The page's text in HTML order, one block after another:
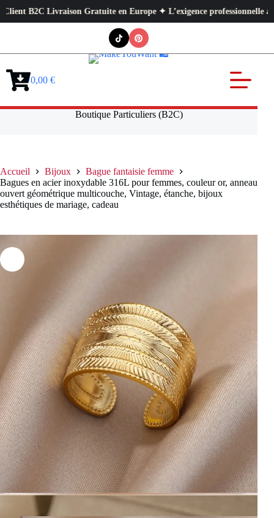
B2C Livraison Gratuite en Europe ✦ L’exigence professionnelle au
Panier0,00 €
Boutique Particuliers (B2C)
Accueil Bijoux
Bague fantaisie femme
Bagues en acier inoxydable 316L pour femmes, couleur or, anneau
ouvert géométrique multicouche, Vintage, étanche, bijoux
esthétiques de mariage, cadeau